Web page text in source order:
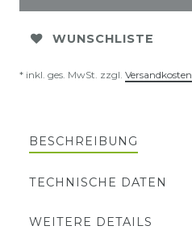
WUNSCHLISTE
* inkl. ges. MwSt. zzgl. Versandkosten
BESCHREIBUNG
TECHNISCHE DATEN
WEITERE DETAILS